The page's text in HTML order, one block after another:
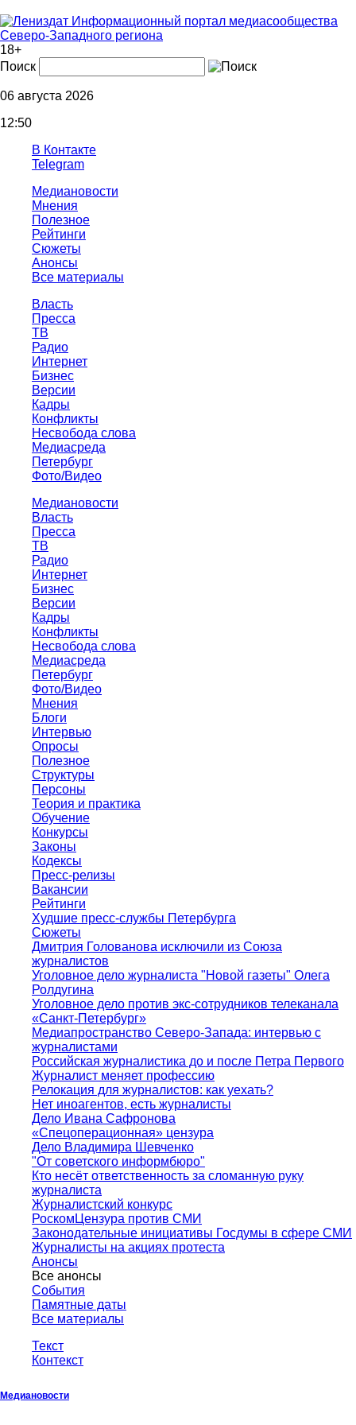
Информационный портал медиасообщества
Северо-Западного региона
18+
Поиск
06 августа 2026
12:50
В Контакте
Telegram
Медиановости
Мнения
Полезное
Рейтинги
Сюжеты
Анонсы
Все материалы
Власть
Пресса
ТВ
Радио
Интернет
Бизнес
Версии
Кадры
Конфликты
Несвобода слова
Медиасреда
Петербург
Фото/Видео
Медиановости
Власть
Пресса
ТВ
Радио
Интернет
Бизнес
Версии
Кадры
Конфликты
Несвобода слова
Медиасреда
Петербург
Фото/Видео
Мнения
Блоги
Интервью
Опросы
Полезное
Структуры
Персоны
Теория и практика
Обучение
Конкурсы
Законы
Кодексы
Пресс-релизы
Вакансии
Рейтинги
Худшие пресс-службы Петербурга
Сюжеты
Дмитрия Голованова исключили из Союза
журналистов
Уголовное дело журналиста "Новой газеты" Олега
Ролдугина
Уголовное дело против экс-сотрудников телеканала
«Санкт-Петербург»
Медиапространство Северо-Запада: интервью с
журналистами
Российская журналистика до и после Петра Первого
Журналист меняет профессию
Релокация для журналистов: как уехать?
Нет иноагентов, есть журналисты
Дело Ивана Сафронова
«Спецоперационная» цензура
Дело Владимира Шевченко
"От советского информбюро"
Кто несёт ответственность за сломанную руку
журналиста
Журналистский конкурс
РоскомЦензура против СМИ
Законодательные инициативы Госдумы в сфере СМИ
Журналисты на акциях протеста
Анонсы
Все анонсы
События
Памятные даты
Все материалы
Текст
Контекст
Медиановости